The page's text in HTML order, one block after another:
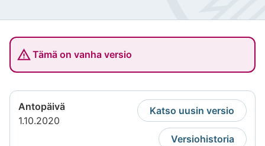
Tämä on vanha versio
Antopäivä
1.10.2020
Katso uusin versio
Versiohistoria